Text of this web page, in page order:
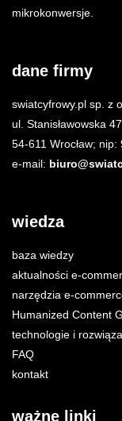
mikrokonwersje.
dane firmy
swiatcyfrowy.pl sp. z
ul. Stanisławowska 47
54-611 Wrocław;
e-mail:
wiedza
baza wiedzy
aktualności e-
narzędzia e-
Humanized Content
technologie i
FAQ
kontakt
ważne linki